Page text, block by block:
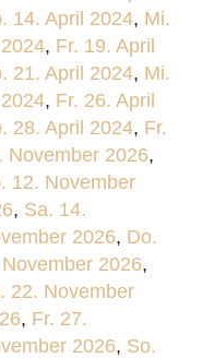
14. April 2024, Mi.
, Fr. 19. April
21. April 2024, Mi.
, Fr. 26. April
28. April 2024, Fr.
November 2026,
12. November
, Sa. 14.
2026, Do.
2026,
22. November
, Fr. 27.
2026, So.